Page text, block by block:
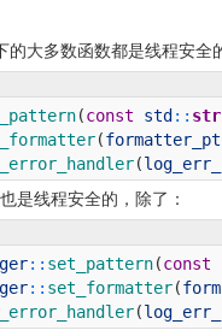
的大多数函数都是线程安全
(const std ::
(
(
是线程安全的，除了：
:: set_pattern(const
:: set_formatter(
(